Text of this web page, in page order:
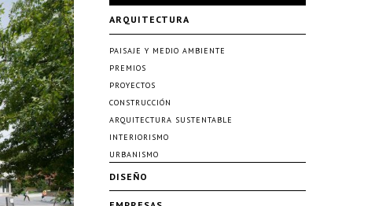
ARQUITECTURA
PAISAJE Y MEDIO AMBIENTE
PREMIOS
PROYECTOS
CONSTRUCCIÓN
ARQUITECTURA SUSTENTABLE
INTERIORISMO
URBANISMO
DISEÑO